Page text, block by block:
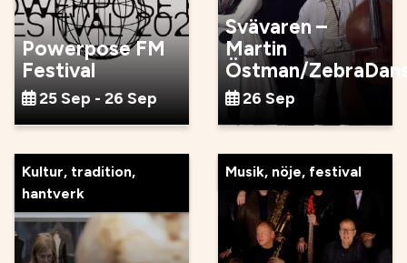
Powerpose FM
Festival
25 Sep - 26 Sep
Svävaren –
Martin
Östman/
26 Sep
Kultur, tradition,
hantverk
Musik, nöje, festival